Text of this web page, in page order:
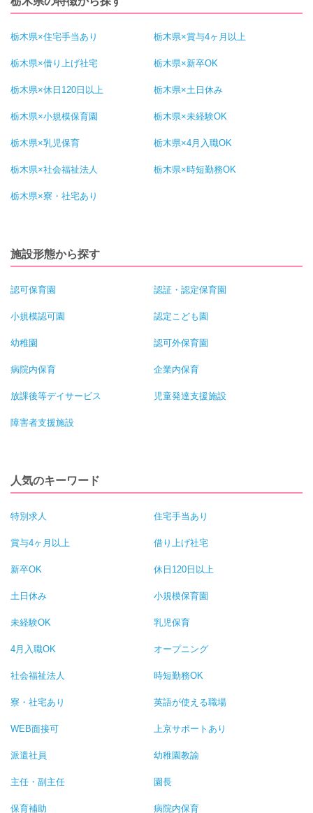
栃木県×住宅手当あり 栃木県×賞与4ヶ月以上
栃木県×借り上げ社宅 栃木県×新卒OK
栃木県×休日120日以上 栃木県×土日休み
栃木県×小規模保育園 栃木県×未経験OK
栃木県×乳児保育 栃木県×4月入職OK
栃木県×社会福祉法人 栃木県×時短勤務OK
栃木県×寮・社宅あり
施設形態から探す
認可保育園 認証・認定保育園
小規模認可園 認定こども園
幼稚園 認可外保育園
病院内保育 企業内保育
放課後等デイサービス 児童発達支援施設
障害者支援施設
人気のキーワード
特別求人 住宅手当あり
賞与4ヶ月以上 借り上げ社宅
新卒OK 休日120日以上
土日休み 小規模保育園
未経験OK 乳児保育
4月入職OK オープニング
社会福祉法人 時短勤務OK
寮・社宅あり 英語が使える職場
WEB面接可 上京サポートあり
派遣社員 幼稚園教諭
主任・副主任 園長
保育補助 病院内保育